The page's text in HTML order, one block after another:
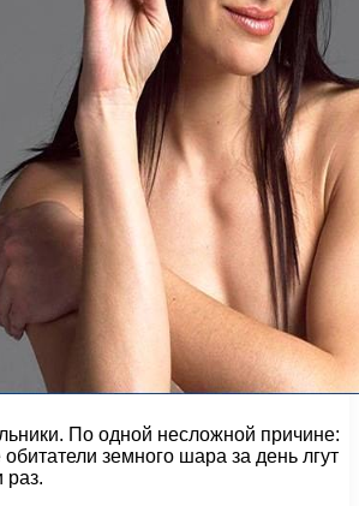
По одной несложной причине:
земного шара за день лгут
раз.